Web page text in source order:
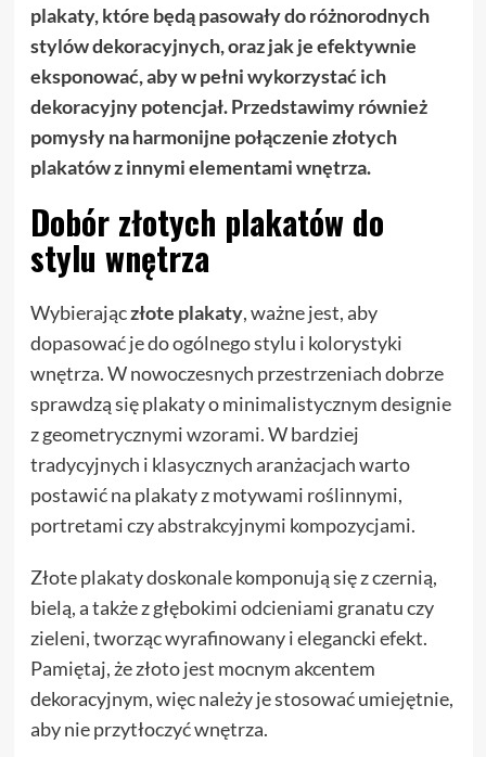
plakaty, które będą pasowały do różnorodnych
stylów dekoracyjnych, oraz jak je efektywnie
eksponować, aby w pełni wykorzystać ich
dekoracyjny potencjał. Przedstawimy również
pomysły na harmonijne połączenie złotych
plakatów z innymi elementami wnętrza.
Dobór złotych plakatów do
stylu wnętrza
Wybierajączłote plakaty, ważne jest, aby
dopasować je do ogólnego stylu i kolorystyki
wnętrza. W nowoczesnych przestrzeniach dobrze
sprawdzą się plakaty o minimalistycznym designie
z geometrycznymi wzorami. W bardziej
tradycyjnych i klasycznych aranżacjach warto
postawić na plakaty z motywami roślinnymi,
portretami czy abstrakcyjnymi kompozycjami.
Złote plakaty doskonale komponują się z czernią,
bielą, a także z głębokimi odcieniami granatu czy
zieleni, tworząc wyrafinowany i elegancki efekt.
Pamiętaj, że złoto jest mocnym akcentem
dekoracyjnym, więc należy je stosować umiejętnie,
aby nie przytłoczyć wnętrza.